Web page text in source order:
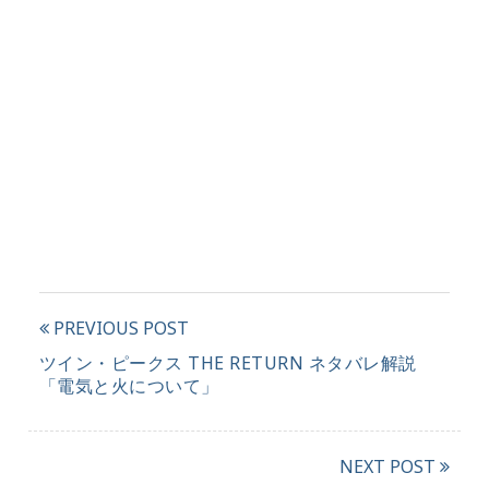
PREVIOUS POST
ツイン・ピークス THE RETURN ネタバレ解説
「電気と火について」
NEXT POST